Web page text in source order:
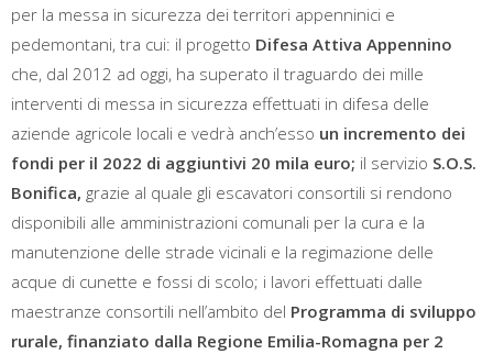
per la messa in sicurezza dei territori appenninici e
pedemontani, tra cui: il progetto Difesa Attiva Appennino
che, dal 2012 ad oggi, ha superato il traguardo dei mille
interventi di messa in sicurezza effettuati in difesa delle
aziende agricole locali e vedrà anch’esso un incremento dei
fondi per il 2022 di aggiuntivi 20 mila euro; il servizio S.O.S.
Bonifica, grazie al quale gli escavatori consortili si rendono
disponibili alle amministrazioni comunali per la cura e la
manutenzione delle strade vicinali e la regimazione delle
acque di cunette e fossi di scolo; i lavori effettuati dalle
maestranze consortili nell’ambito del Programma di sviluppo
rurale, finanziato dalla Regione Emilia-Romagna per 2